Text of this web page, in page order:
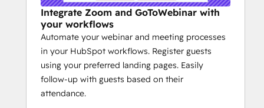
Integrate Zoom and GoToWebinar with
your workflows
Automate your webinar and meeting processes
in your HubSpot workflows. Register guests
using your preferred landing pages. Easily
follow-up with guests based on their
attendance.